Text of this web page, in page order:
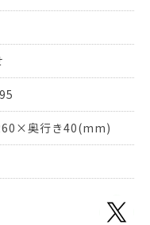
奥行き40(mm)